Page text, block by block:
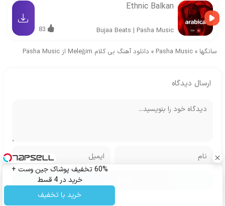
Ethnic Balkan
Bujaa Beats | Pasha Music
83
سانگها »
Pasha Music
» دانلود آهنگ بی کلام Meleğim از Pasha Music
ارسال دیدگاه
60% تخفیف پوشاک جین وست +
خرید در 4 قسط
خرید با تخفیف